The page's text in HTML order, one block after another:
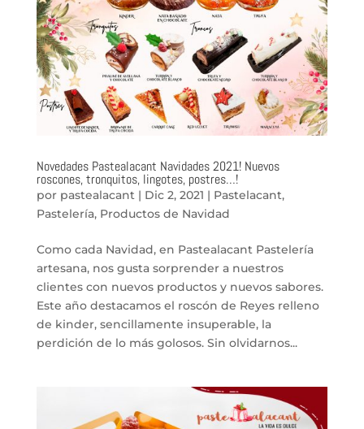
Novedades Pastealacant Navidades 2021! Nuevos
roscones, tronquitos, lingotes, postres…!
por pastealacant| Dic 2, 2021 | Pastelacant,
Pastelería, Productos de Navidad
Como cada Navidad, en Pastealacant Pastelería
artesana, nos gusta sorprender a nuestros
clientes con nuevos productos y nuevos sabores.
Este año destacamos el roscón de Reyes relleno
de kinder, sencillamente insuperable, la
perdición de lo más golosos. Sin olvidarnos...